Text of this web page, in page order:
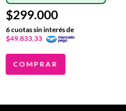
$299.000
6cuotas sin interés de
$49.833,33
COMPRAR